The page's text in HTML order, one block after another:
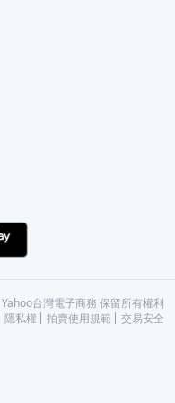
Yahoo台灣電子商務 保留所有權利
隱私權 拍賣使用規範 交易安全